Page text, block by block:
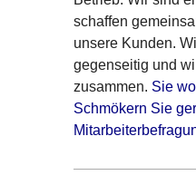
schaffen
unsere Kunden.
gegenseitig und
zusammen. Sie
Schmökern Sie